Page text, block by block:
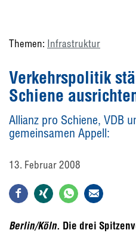
Themen: Infrastruktur
Verkehrspolitik
Schiene
Allianz pro Schiene, VDB
gemeinsamen Appell:
13. Februar 2008
Berlin/Köln. Die drei